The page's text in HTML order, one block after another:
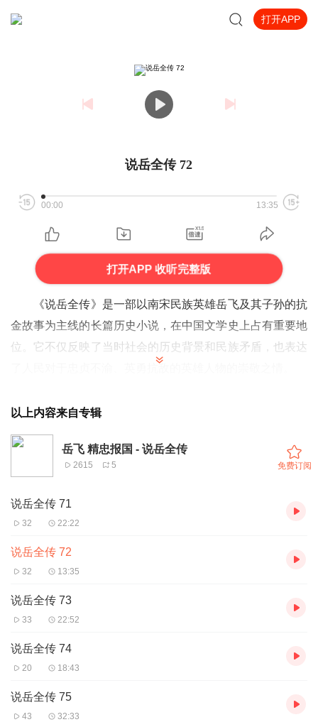
打开APP
说岳全传 72
00:00 13:35
打开APP 收听完整版
《说岳全传》是一部以南宋民族英雄岳飞及其子孙的抗
金故事为主线的长篇历史小说，在中国文学史上占有重要地
位。它不仅反映了当时社会的历史背景和民族矛盾，也表达
关于作者的具体生平信息较为有限，但可以确定的是，
作品是由清代的钱彩进行编次，后来金丰对作品进行了增
订。他们综合了历代说岳题材的作品，并在此基础上进行了
加工改造，使得内容更加完整和精彩。
创作背景：
《说岳全传》的创作背景与南宋时期的历史密切相关。
《说岳全传》通过描绘岳飞等人的抗金事迹，反映了当时人
历代关于岳飞的故事和传说，成为一部集大成的作品。
主要人物：
《说岳全传》中的主要人物包括岳飞、岳雷、岳云等岳
飞家族的成员，以及周桐、宗泽、王贵、汤怀、张显、牛皋
以上内容来自专辑
岳飞 精忠报国 - 说岳全传
2615 5 免费订阅
说岳全传 71
32 22:22
说岳全传 72
32 13:35
说岳全传 73
33 22:52
说岳全传 74
20 18:43
说岳全传 75
43 32:33